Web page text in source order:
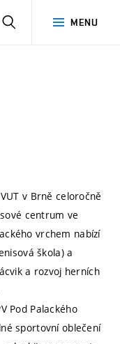
MENU
v Brně celoročně
centrum ve
vrchem nabízí
škola) a
a rozvoj herních
Pod Palackého
sportovní oblečení